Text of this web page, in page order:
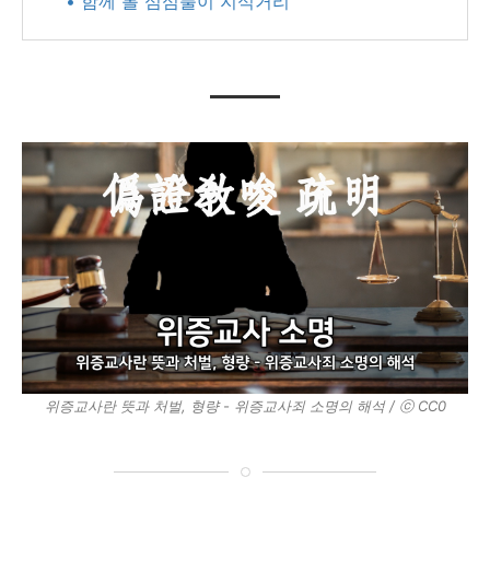
위증교사란 뜻과 처벌, 형량 - 위증교사죄 소명의 해석 / ⓒ CC0